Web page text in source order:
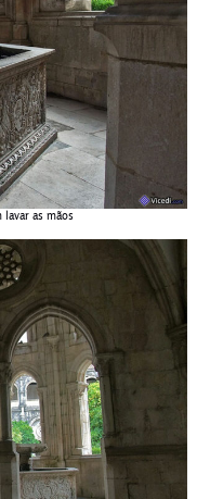
lavar as mãos